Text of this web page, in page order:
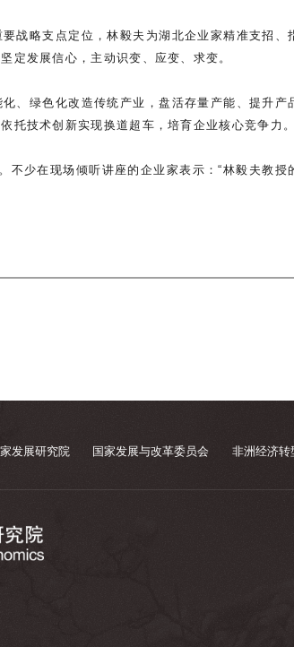
战略支点定位，林毅夫为湖北企业家精准支招
定发展信心，主动识变、应变、求变。
、绿色化改造传统产业，盘活存量产能、提升
托技术创新实现换道超车，培育企业核心竞争力
不少在现场倾听讲座的企业家表示：“林毅夫教
发展研究院 国家发展与改革委员会 非洲经济转